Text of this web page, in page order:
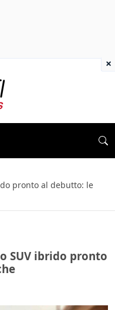
pronto al debutto: le
SUV ibrido pronto
×